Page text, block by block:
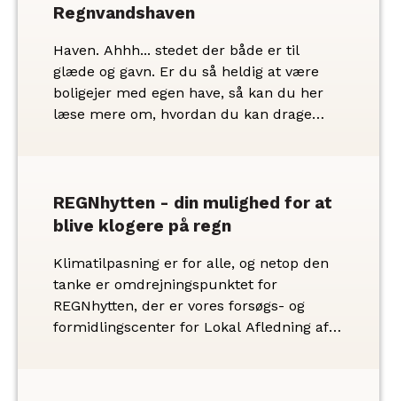
Regnvandshaven
Haven. Ahhh... stedet der både er til
glæde og gavn. Er du så heldig at være
boligejer med egen have, så kan du her
læse mere om, hvordan du kan drage
regnvand og velkomme biodiversiteten.
REGNhytten - din mulighed for at
blive klogere på regn
Klimatilpasning er for alle, og netop den
tanke er omdrejningspunktet for
REGNhytten, der er vores forsøgs- og
formidlingscenter for Lokal Afledning af